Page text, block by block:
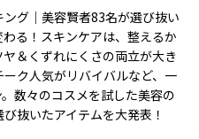
グ｜美容賢者83名が選び抜い
る！スキンケアは、整えるか
＆くずれにくさの両立が大き
ク人気がリバイバルなど、一
数々のコスメを試した美容の
抜いたアイテムを大発表！